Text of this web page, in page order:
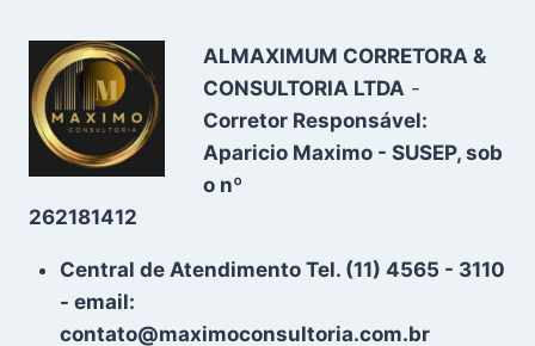
ALMAXIMUM CORRETORA &
CONSULTORIA LTDA -
Corretor Responsável:
Aparicio Maximo - SUSEP, sob
o nº
262181412
Central de Atendimento Tel. (11) 4565 - 3110
- email:
contato@maximoconsultoria.com.br